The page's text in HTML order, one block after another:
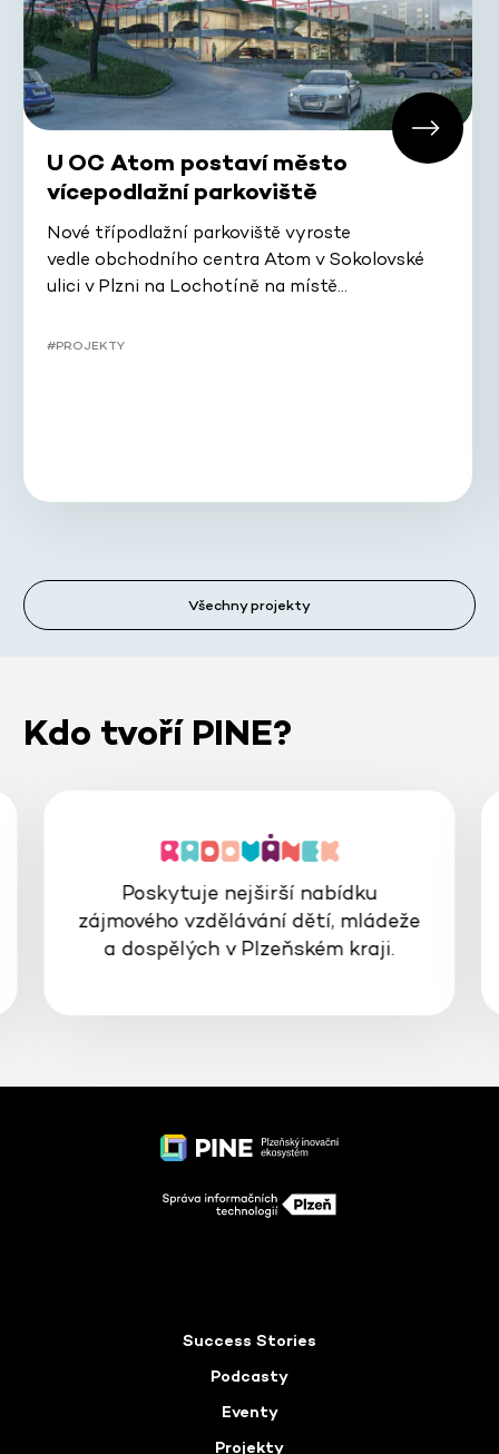
U OC Atom postaví město
vícepodlažní parkoviště
Nové třípodlažní parkoviště vyroste
vedle obchodního centra Atom v Sokolovské
ulici v Plzni na Lochotíně na místě…
#PROJEKTY
Všechny projekty
Kdo tvoří PINE?
Poskytuje nejširší nabídku
zájmového vzdělávání dětí, mládeže
a dospělých v Plzeňském kraji.
Success Stories
Podcasty
Eventy
Projekty